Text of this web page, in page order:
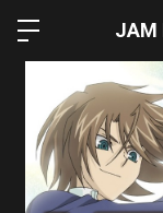
JAM